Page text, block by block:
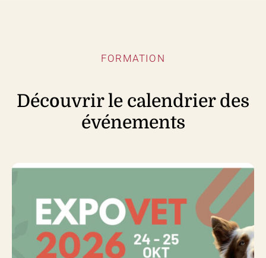
FORMATION
Découvrir le calendrier des
événements